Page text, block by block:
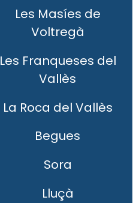
Les Masíes de
Voltregà
Les Franqueses del
Vallès
La Roca del Vallès
Begues
Sora
Lluçà